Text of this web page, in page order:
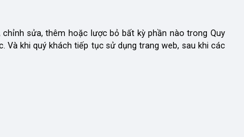
sửa, thêm hoặc lược bỏ bất kỳ phần nào trong Quy
khi quý khách tiếp tục sử dụng trang web, sau khi các